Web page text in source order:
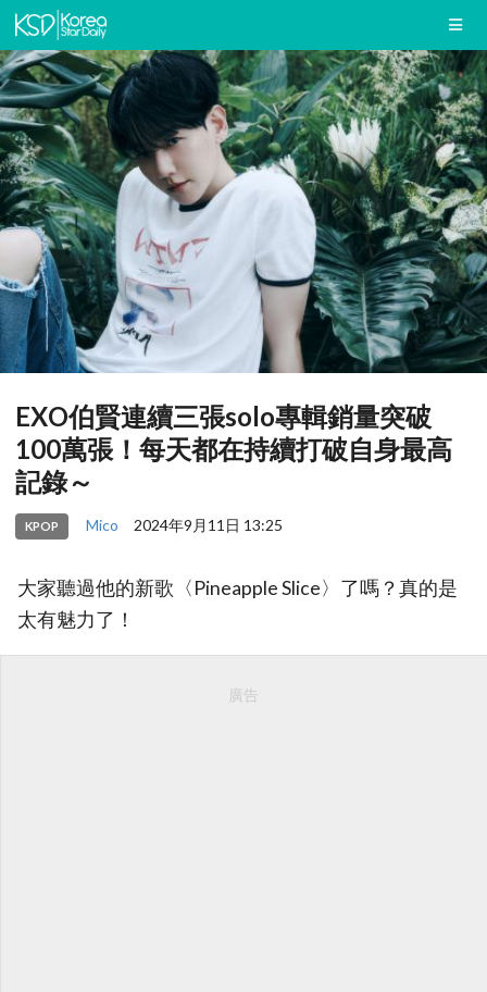
EXO伯賢連續三張solo專輯銷量突破
100萬張！每天都在持續打破自身最高
記錄～
KPOP Mico 2024年9月11日 13:25
大家聽過他的新歌〈Pineapple Slice〉了嗎？真的是
太有魅力了！
廣告